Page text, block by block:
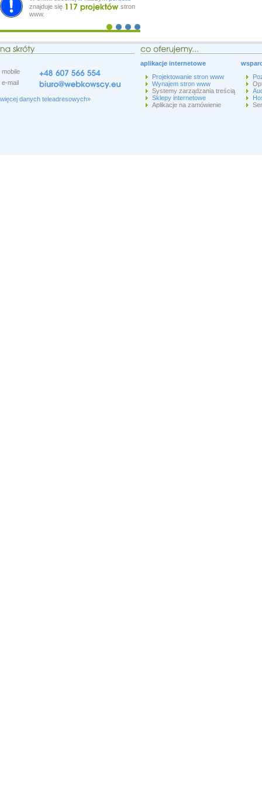
znajduje się
stron
www.
mobile
e-mail
więcej danych teleadresowych»
aplikacje internetowe
Projektowanie stron www
Wynajem stron www
Systemy zarządzania treścią
Sklepy internetowe
Aplikacje na zamówienie